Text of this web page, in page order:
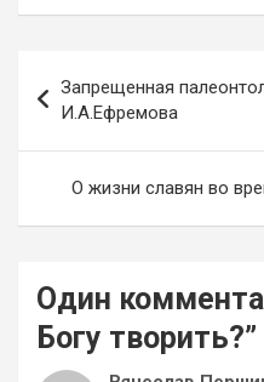
по
записям
Запрещенная
И.А.Ефремова
О жизни славян во
Один
Богу творить?”